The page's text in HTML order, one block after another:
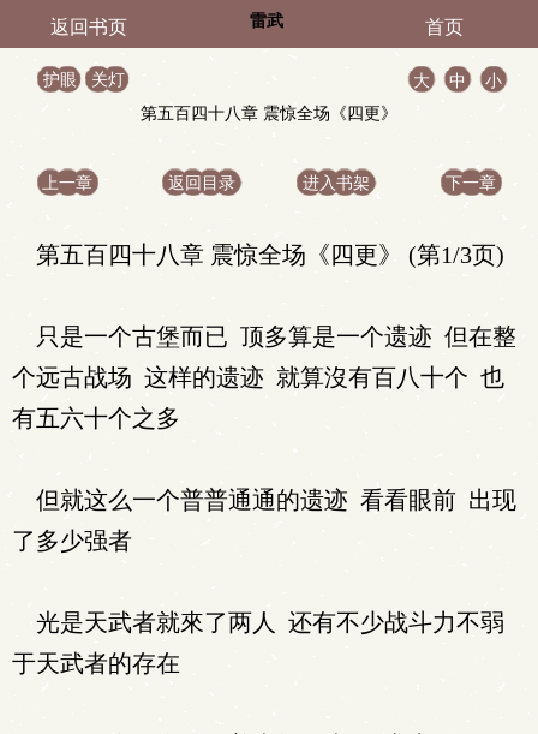
返回书页 雷武 首页
护眼 关灯 大 中
小
第五百四十八章 震惊全场《四更》
上一章 返回目录 进入书架 下一章
第五百四十八章 震惊全场《四更》 (第1/3页)
只是一个古堡而已 顶多算是一个遗迹 但在整
个远古战场 这样的遗迹 就算沒有百八十个 也
有五六十个之多
但就这么一个普普通通的遗迹 看看眼前 出现
了多少强者
光是天武者就來了两人 还有不少战斗力不弱
于天武者的存在